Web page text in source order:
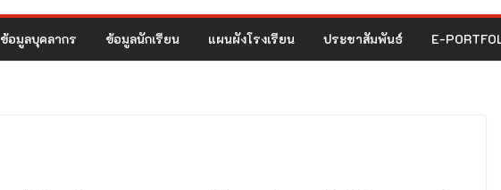
ข้อมูลบุคลากร ข้อมูลนักเรียน แผนผังโรงเรียน ประชาสัมพันธ์ E-